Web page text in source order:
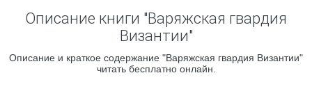
Описание книги "Варяжская гвардия
Византии"
Описание и краткое содержание "Варяжская гвардия Византии"
читать бесплатно онлайн.